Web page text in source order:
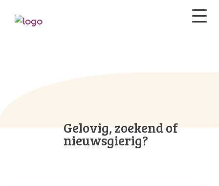
Gelovig, zoekend of
nieuwsgierig?